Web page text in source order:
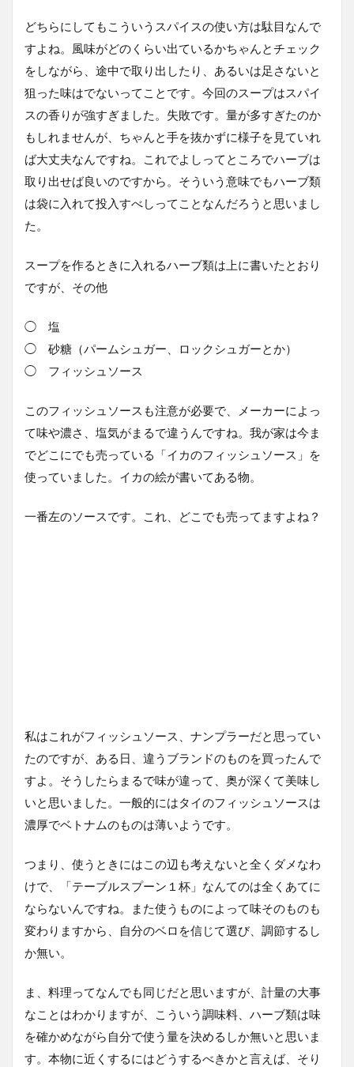
どちらにしてもこういうスパイスの使い方は駄目なんで
すよね。風味がどのくらい出ているかちゃんとチェック
をしながら、途中で取り出したり、あるいは足さないと
狙った味はでないってことです。今回のスープはスパイ
スの香りが強すぎました。失敗です。量が多すぎたのか
もしれませんが、ちゃんと手を抜かずに様子を見ていれ
ば大丈夫なんですね。これでよしってところでハーブは
取り出せば良いのですから。そういう意味でもハーブ類
は袋に入れて投入すべしってことなんだろうと思いまし
た。
スープを作るときに入れるハーブ類は上に書いたとおり
ですが、その他
◯ 塩
◯ 砂糖（パームシュガー、ロックシュガーとか）
◯ フィッシュソース
このフィッシュソースも注意が必要で、メーカーによっ
て味や濃さ、塩気がまるで違うんですね。我が家は今ま
でどこにでも売っている「イカのフィッシュソース」を
使っていました。イカの絵が書いてある物。
一番左のソースです。これ、どこでも売ってますよね？
私はこれがフィッシュソース、ナンプラーだと思ってい
たのですが、ある日、違うブランドのものを買ったんで
すよ。そうしたらまるで味が違って、奥が深くて美味し
いと思いました。一般的にはタイのフィッシュソースは
濃厚でベトナムのものは薄いようです。
つまり、使うときにはこの辺も考えないと全くダメなわ
けで、「テーブルスプーン１杯」なんてのは全くあてに
ならないんですね。また使うものによって味そのものも
変わりますから、自分のベロを信じて選び、調節するし
か無い。
ま、料理ってなんでも同じだと思いますが、計量の大事
なことはわかりますが、こういう調味料、ハーブ類は味
を確かめながら自分で使う量を決めるしか無いと思いま
す。本物に近くするにはどうするべきかと言えば、そり